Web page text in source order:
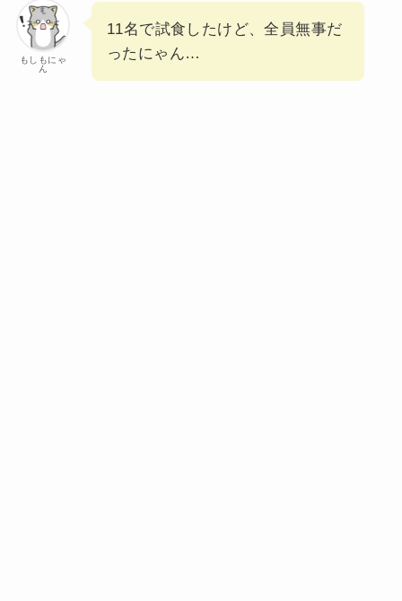
もしもにゃ
ん
11名で試食したけど、全員無事だ
ったにゃん…